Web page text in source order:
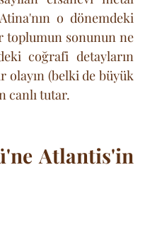
o dönemdeki
toplumun sonunun ne
coğrafi detayların
olayın (belki de büyük
canlı tutar.
Atlantis'in